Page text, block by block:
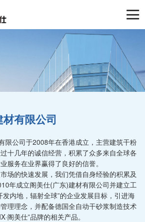
有限公司
限公司于2008年在香港成立，主营建筑干粉
十几年的诚信经营，积累了众多来自全球各
服务在业界赢得了良好的信誉。
场的快速发展，我们凭借自身经验的积累及
年成立阁美仕(广东)建材有限公司并建立工
发内地，辐射全球”的企业发展目标，引进海
理理念，并配备德国全自动干砂浆制造技术
阁美仕”品牌的相关产品。